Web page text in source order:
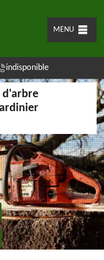
MENU
indisponible
d'arbre